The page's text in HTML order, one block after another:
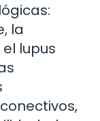
la
lupus